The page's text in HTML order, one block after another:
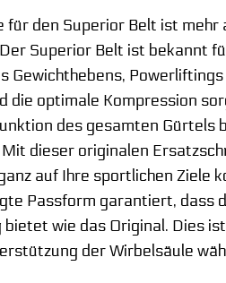
für den Superior Belt ist
Superior Belt ist bekannt
Gewichthebens,
die optimale Kompression
des gesamten
dieser originalen
auf Ihre sportlichen
Passform garantiert, dass
wie das Original. Dies
der Wirbelsäule